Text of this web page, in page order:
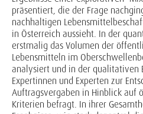
präsentiert, die der Frage
nachhaltigen
in Österreich aussieht. In der
erstmalig das Volumen der
Lebensmitteln im
analysiert und in der qualitativen
Expertinnen und Experten zur
Auftragsvergaben in Hinblick auf
Kriterien befragt. In ihrer